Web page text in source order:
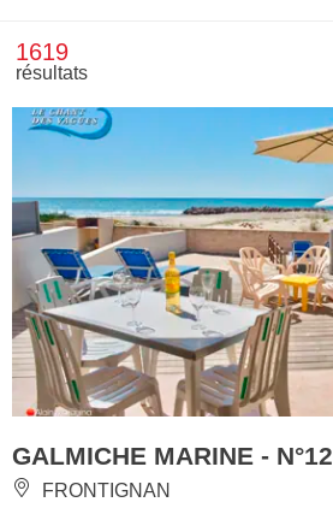
1619
résultats
GALMICHE MARINE - N°12
FRONTIGNAN